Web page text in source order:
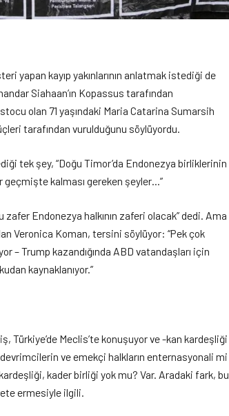
yapan kayıp yakınlarının anlatmak istediği de
Siahaan’ın Kopassus tarafından
olan 71 yaşındaki Maria Catarina Sumarsih
tarafından vurulduğunu söylüyordu.
tek şey, “Doğu Timor’da Endonezya birliklerinin
geçmişte kalması gereken şeyler…”
zafer Endonezya halkının zaferi olacak” dedi. Ama
Veronica Koman, tersini söylüyor: “Pek çok
– Trump kazandığında ABD vatandaşları için
kaynaklanıyor.”
Meclis’te konuşuyor ve -kan kardeşliği
ve emekçi halkların enternasyonali mi
kader birliği yok mu? Var. Aradaki fark, bu
ermesiyle ilgili.